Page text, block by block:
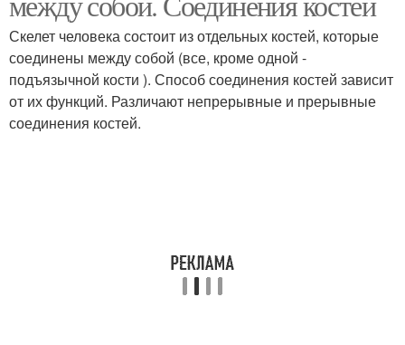
Скелет человека состоит из отдельных костей, которые
соединены между собой (все, кроме одной -
подъязычной кости ). Способ соединения костей зависит
от их функций. Различают непрерывные и прерывные
соединения костей.